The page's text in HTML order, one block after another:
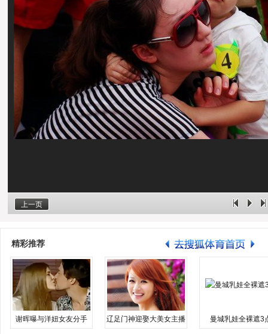
上一页
精彩推荐
谢晖曝与洋妞女友分手 辽足门神迎娶大美女主播 曼城乳娃全裸遮3